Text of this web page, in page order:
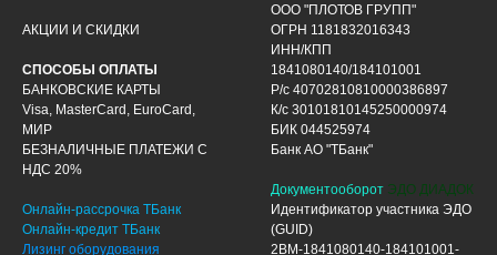
АКЦИИ И СКИДКИ
СПОСОБЫ ОПЛАТЫ
БАНКОВСКИЕ КАРТЫ
Visa, MasterCard, EuroCard,
МИР
БЕЗНАЛИЧНЫЕ ПЛАТЕЖИ С
НДС 20%
Онлайн-рассрочка ТБанк
Онлайн-кредит ТБанк
Лизинг оборудования
ООО "ПЛОТОВ ГРУПП"
ОГРН 1181832016343
ИНН/КПП
1841080140/184101001
Р/с 40702810810000386897
К/с 30101810145250000974
БИК 044525974
Банк АО "ТБанк"
Документооборот ЭДО ДИАДОК
Идентификатор участника ЭДО
(GUID)
2BM-1841080140-184101001-